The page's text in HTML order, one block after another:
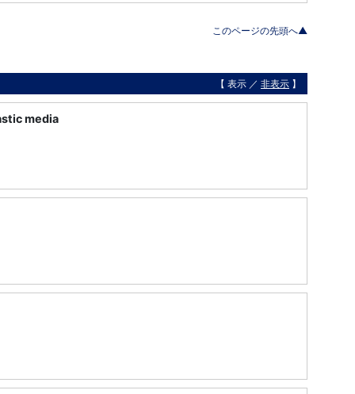
このページの先頭へ▲
【 表示 ／ 非表示 】
media